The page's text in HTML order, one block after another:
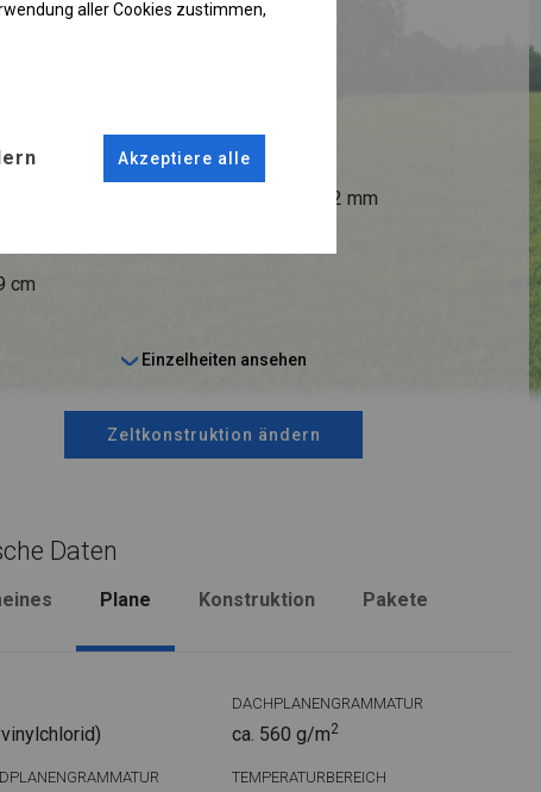
ANSCHLÜSSE
fi 42 mm
cm
Einzelheiten ansehen
Zeltkonstruktion ändern
Daten
Plane Konstruktion Pakete
DACHPLANENGRAMMATUR
ca. 560 g/m2
TEMPERATURBEREICH
aller Cookies zustimmen,
Akzeptiere alle